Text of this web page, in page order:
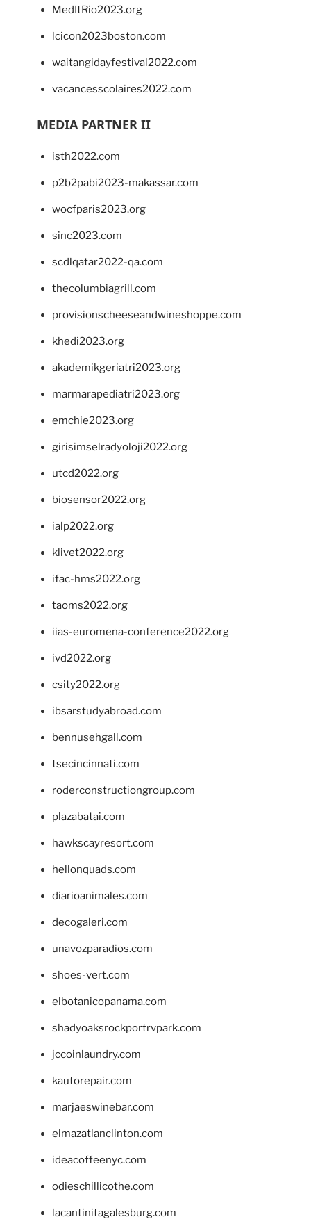
MedItRio2023.org
lcicon2023boston.com
waitangidayfestival2022.com
vacancesscolaires2022.com
MEDIA PARTNER II
isth2022.com
p2b2pabi2023-makassar.com
wocfparis2023.org
sinc2023.com
scdlqatar2022-qa.com
thecolumbiagrill.com
provisionscheeseandwineshoppe.com
khedi2023.org
akademikgeriatri2023.org
marmarapediatri2023.org
emchie2023.org
girisimselradyoloji2022.org
utcd2022.org
biosensor2022.org
ialp2022.org
klivet2022.org
ifac-hms2022.org
taoms2022.org
iias-euromena-conference2022.org
ivd2022.org
csity2022.org
ibsarstudyabroad.com
bennusehgall.com
tsecincinnati.com
roderconstructiongroup.com
plazabatai.com
hawkscayresort.com
hellonquads.com
diarioanimales.com
decogaleri.com
unavozparadios.com
shoes-vert.com
elbotanicopanama.com
shadyoaksrockportrvpark.com
jccoinlaundry.com
kautorepair.com
marjaeswinebar.com
elmazatlanclinton.com
ideacoffeenyc.com
odieschillicothe.com
lacantinitagalesburg.com